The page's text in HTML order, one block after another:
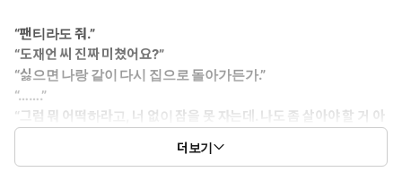
“팬티라도 줘.”
“도재언 씨 진짜 미쳤어요?”
“싫으면 나랑 같이 다시 집으로 돌아가든가.”
“…….”
“그럼 뭐 어떡하라고, 너 없이 잠을 못 자는데. 나도 좀 살아야 할 거 아
더보기